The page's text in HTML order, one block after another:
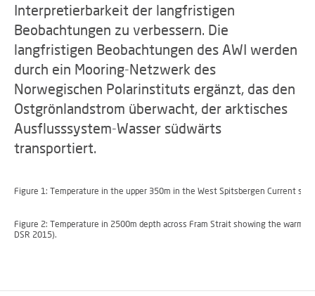
Interpretierbarkeit der langfristigen
Beobachtungen zu verbessern. Die
langfristigen Beobachtungen des AWI werden
durch ein Mooring-Netzwerk des
Norwegischen Polarinstituts ergänzt, das den
Ostgrönlandstrom überwacht, der arktisches
Ausflusssystem-Wasser südwärts
transportiert.
Figure 1: Temperature in the upper 350m in the West Spitsbergen Current
Figure 2: Temperature in 2500m depth across Fram Strait showing the
DSR 2015).